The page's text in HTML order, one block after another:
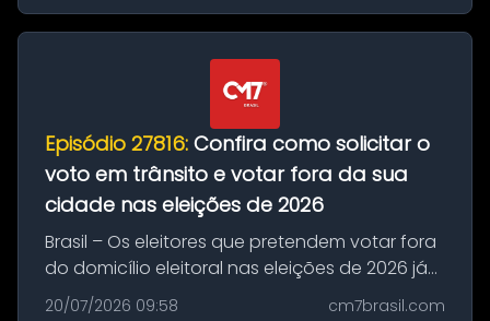
Episódio 27816: Confira como solicitar o
voto em trânsito e votar fora da sua
cidade nas eleições de 2026
Brasil – Os eleitores que pretendem votar fora
do domicílio eleitoral nas eleições de 2026 já
podem solicitar o voto em trânsito a partir
20/07/2026 09:58 cm7brasil.com